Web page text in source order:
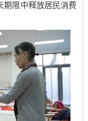
期限中释放居民消费